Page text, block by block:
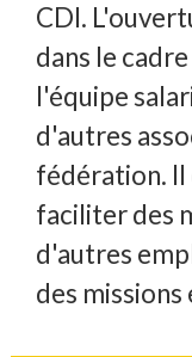
CDI.
dans le
l'équipe
d'autres
fédération. Il
faciliter des
d'autres
des